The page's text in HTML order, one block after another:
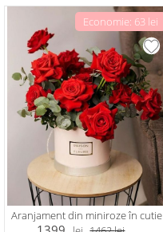
Economie: 63 lei
Aranjament din miniroze în cutie